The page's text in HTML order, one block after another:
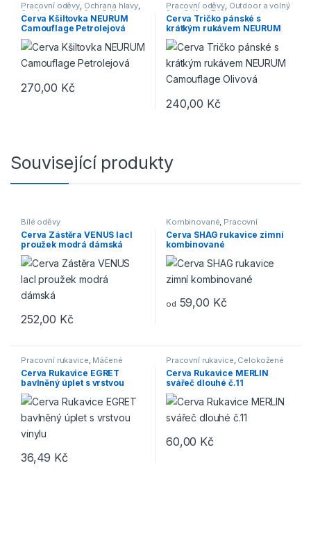
Pracovní oděvy, Ochrana hlavy,
Outdoor a volný čas,Oděvy,
Doplňky,Čepice, rukavice, šály
Cerva Kšiltovka NEURUM
Camouflage Petrolejová
270,00 Kč
Pracovní oděvy, Outdoor a volný
čas Oděvy,Trička
Cerva Tričko pánské s
krátkým rukávem NEURUM
Camouflage Olivová
240,00 Kč
Tento produkt má více
Související produkty
Bílé oděvy
Cerva Zástěra VENUS lacl
proužek modrá dámská
252,00 Kč
Kombinované, Pracovní
rukavice, Zimní
Cerva SHAG rukavice zimní
kombinované
od 59,00 Kč
Pracovní rukavice Máčené
Cerva Rukavice EGRET
bavlněný úplet s vrstvou
vinylu
36,49 Kč
Tento produkt má více variant. Možnosti lze vybrat na stránce
Pracovní rukavice Celokožené
Cerva Rukavice MERLIN
svářeč dlouhé č.11
60,00 Kč